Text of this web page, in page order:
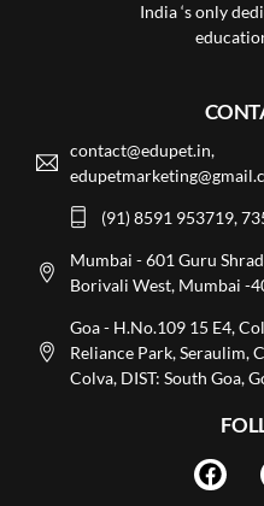
India ‘s only
contact@edupet.in,
(91) 8591 953719,
Mumbai - 601 Guru
Borivali West, Mumbai -
Goa - H.No.109 15 E4,
Reliance Park, Seraulim,
Colva, DIST: South Goa,